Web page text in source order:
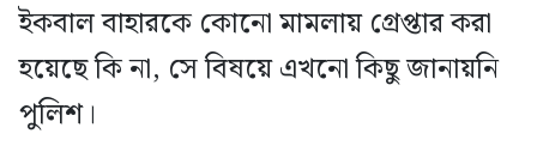
ইকবাল বাহারকে কোনো মামলায় গ্রেপ্তার করা
হয়েছে কি না, সে বিষয়ে এখনো কিছু জানায়নি
পুলিশ।